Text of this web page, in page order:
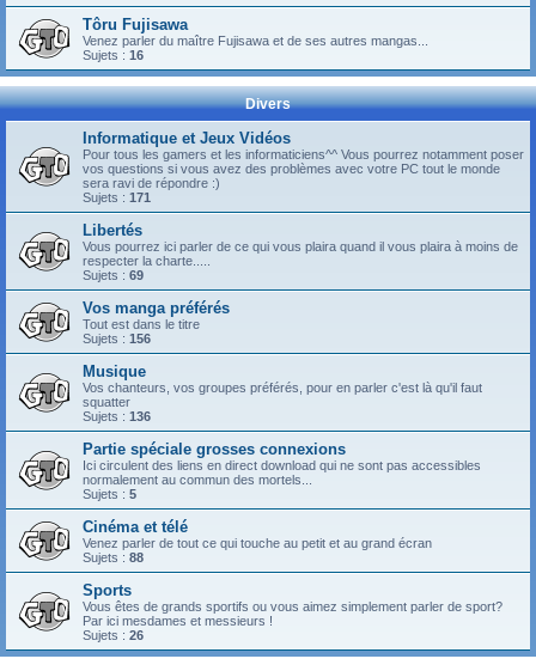
Tôru Fujisawa
Venez parler du maître Fujisawa et de ses autres mangas...
Sujets : 16
Divers
Informatique et Jeux Vidéos
Pour tous les gamers et les informaticiens^^ Vous pourrez notamment poser
vos questions si vous avez des problèmes avec votre PC tout le monde
sera ravi de répondre :)
Sujets : 171
Libertés
Vous pourrez ici parler de ce qui vous plaira quand il vous plaira à moins de
respecter la charte.....
Sujets : 69
Vos manga préférés
Tout est dans le titre
Sujets : 156
Musique
Vos chanteurs, vos groupes préférés, pour en parler c'est là qu'il faut
squatter
Sujets : 136
Partie spéciale grosses connexions
Ici circulent des liens en direct download qui ne sont pas accessibles
normalement au commun des mortels...
Sujets : 5
Cinéma et télé
Venez parler de tout ce qui touche au petit et au grand écran
Sujets : 88
Sports
Vous êtes de grands sportifs ou vous aimez simplement parler de sport?
Par ici mesdames et messieurs !
Sujets : 26